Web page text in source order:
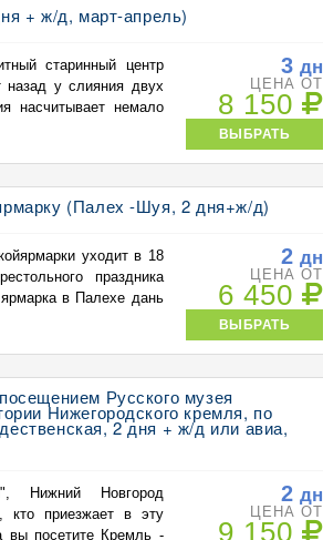
+ ж/д, март-апрель)
старинный центр
у слияния двух
насчитывает немало
3дн
ЦЕНА ОТ
8 150
ВЫБРАТЬ
(Палех -Шуя, 2 дня+ж/д)
уходит в 18
праздника
в Палехе дань
2дн
ЦЕНА ОТ
6 450
ВЫБРАТЬ
Русского музея
Нижегородского кремля, по
2 дня + ж/д или авиа,
Нижний Новгород
кто приезжает в эту
вы посетите Кремль -
2дн
ЦЕНА ОТ
9 150